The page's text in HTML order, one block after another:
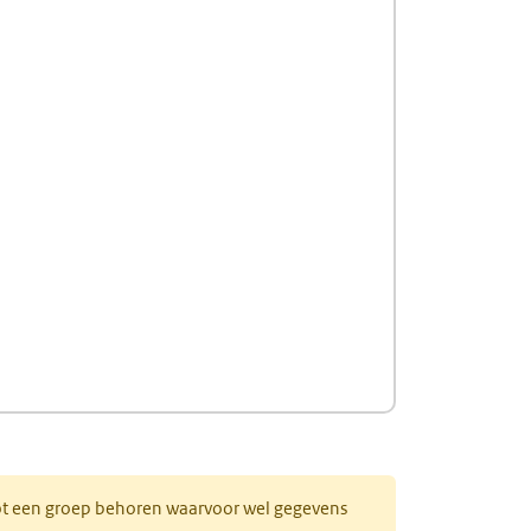
een groep behoren waarvoor wel gegevens